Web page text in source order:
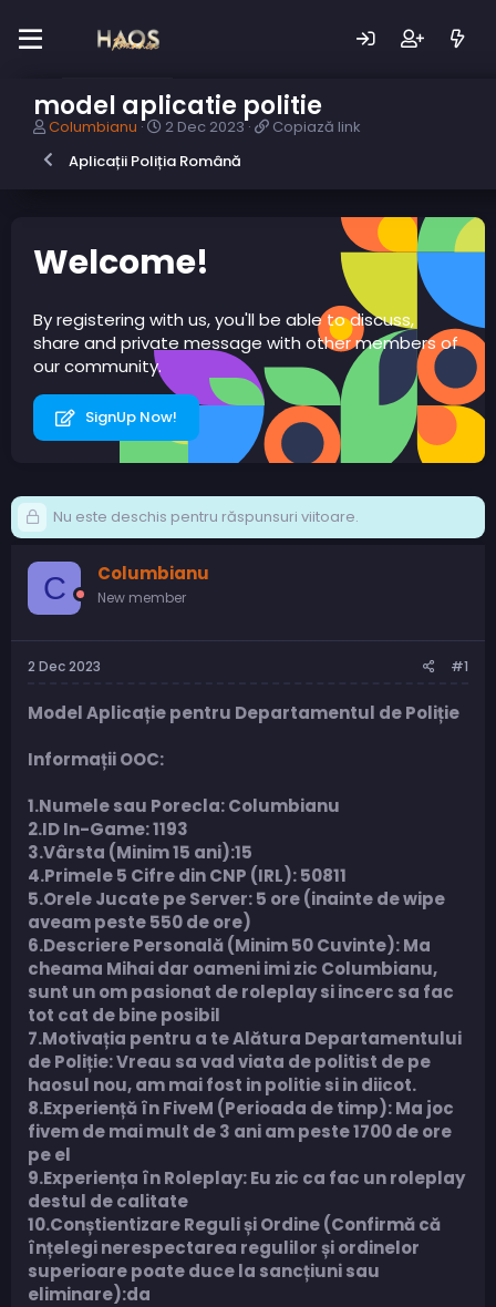
model aplicatie politie
A
t
u
b
c
t
Columbianu
D
t
a
2 Dec 2023
C
k
Copiază link
Aplicații Poliția Română
Welcome!
By registering with us, you'll be able to discuss,
share and private message with other members of
our community.
SignUp Now!
Nu este deschis pentru răspunsuri viitoare.
C Columbianu
New member
2 Dec 2023 #1
Model Aplicație pentru Departamentul de Poliție
Informații OOC:
1.Numele sau Porecla: Columbianu
2.ID In-Game: 1193
3.Vârsta (Minim 15 ani):15
4.Primele 5 Cifre din CNP (IRL):50811
5.Orele Jucate pe Server: 5 ore (inainte de wipe
aveam peste 550 de ore)
6.Descriere Personală (Minim 50 Cuvinte): Ma
cheama Mihai dar oameni imi zic Columbianu,
sunt un om pasionat de roleplay si incerc sa fac
tot cat de bine posibil
7.Motivația pentru a te Alătura Departamentului
de Poliție: Vreau sa vad viata de politist de pe
haosul nou, am mai fost in politie si in diicot.
8.Experiență în FiveM (Perioada de timp): Ma joc
fivem de mai mult de 3 ani am peste 1700 de ore
pe el
9.Experiența în Roleplay: Eu zic ca fac un roleplay
destul de calitate
10.Conștientizare Reguli și Ordine (Confirmă că
înțelegi nerespectarea regulilor și ordinelor
superioare poate duce la sancțiuni sau
eliminare):da